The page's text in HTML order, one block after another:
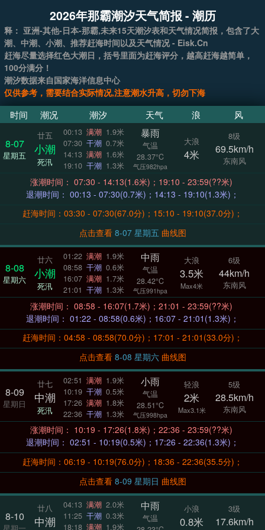
2026年那霸潮汐天气简报 - 潮历
释： 亚洲-其他-日本-那霸,未来15天潮汐表和天气情况简报，包含了大
潮、中潮、小潮、推荐赶海时间以及天气情况 - Eisk.Cn
赶海尽量选择红色大潮日，括号里面为赶海评分，越高赶海越简单，
100分满分！
潮汐数据来自国家海洋信息中心
仅供参考，需要结合实际情况,注意潮水升高，切勿下海
时间 潮况 潮汐 天气 浪 风
8-07
星期五
廿五
小潮
死汛
00:13 满潮 1.9米
07:30 干潮 0.7米
14:13 满潮 1.6米
19:10 干潮 1.3米
暴雨
气温
28.37°C
气压982hpa
大浪
4米
8级
69.5km/h
东南风
涨潮时间： 07:30 - 14:13(1.6米)；19:10 - 23:59(??米)
退潮时间： 00:13 - 07:30(0.7米)；14:13 - 19:10(1.3米)；
赶海时间：03:30 - 07:30(67.0分)；15:10 - 19:10(37.0分)；
点击查看
8-07 星期五 曲线图
8-08
星期六
廿六
小潮
死汛
01:22 满潮 1.9米
08:58 干潮 0.6米
16:07 满潮 1.7米
21:01 干潮 1.3米
中雨
气温
28.42°C
气压991hpa
大浪
3.5米
Max4米
6级
44km/h
东南风
涨潮时间： 08:58 - 16:07(1.7米)；21:01 - 23:59(??米)
退潮时间： 01:22 - 08:58(0.6米)；16:07 - 21:01(1.3米)；
赶海时间：04:58 - 08:58(70.0分)；17:01 - 21:01(33.0分)；
点击查看
8-08 星期六 曲线图
8-09
星期日
廿七
中潮
死汛
02:51 满潮 1.9米
10:19 干潮 0.5米
17:26 满潮 1.8米
22:36 干潮 1.3米
小雨
气温
28.51°C
气压998hpa
轻浪
2米
Max3.1米
5级
28.5km/h
东南风
涨潮时间： 10:19 - 17:26(1.8米)；22:36 - 23:59(??米)
退潮时间： 02:51 - 10:19(0.5米)；17:26 - 22:36(1.3米)；
赶海时间：06:19 - 10:19(76.0分)；18:36 - 22:36(35.5分)；
点击查看
8-09 星期日 曲线图
8-10
廿八
中潮
04:13 满潮 2.0米
11:25 干潮 0.3米
18:18 满潮 1.9米
中雨
气温
小浪
0.8米
3级
17.6km/h